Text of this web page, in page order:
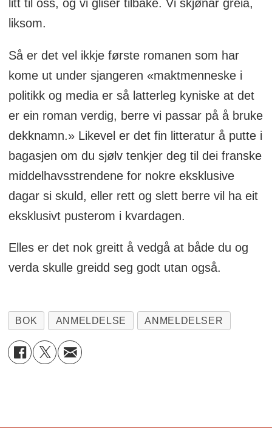
litt til oss, og vi gliser tilbake. Vi skjønar greia,
liksom.
Så er det vel ikkje første romanen som har
kome ut under sjangeren «maktmenneske i
politikk og media er så latterleg kyniske at det
er ein roman verdig, berre vi passar på å bruke
dekknamn.» Likevel er det fin litteratur å putte i
bagasjen om du sjølv tenkjer deg til dei franske
middelhavsstrendene for nokre eksklusive
dagar si skuld, eller rett og slett berre vil ha eit
eksklusivt pusterom i kvardagen.
Elles er det nok greitt å vedgå at både du og
verda skulle greidd seg godt utan også.
BOK ANMELDELSE ANMELDELSER